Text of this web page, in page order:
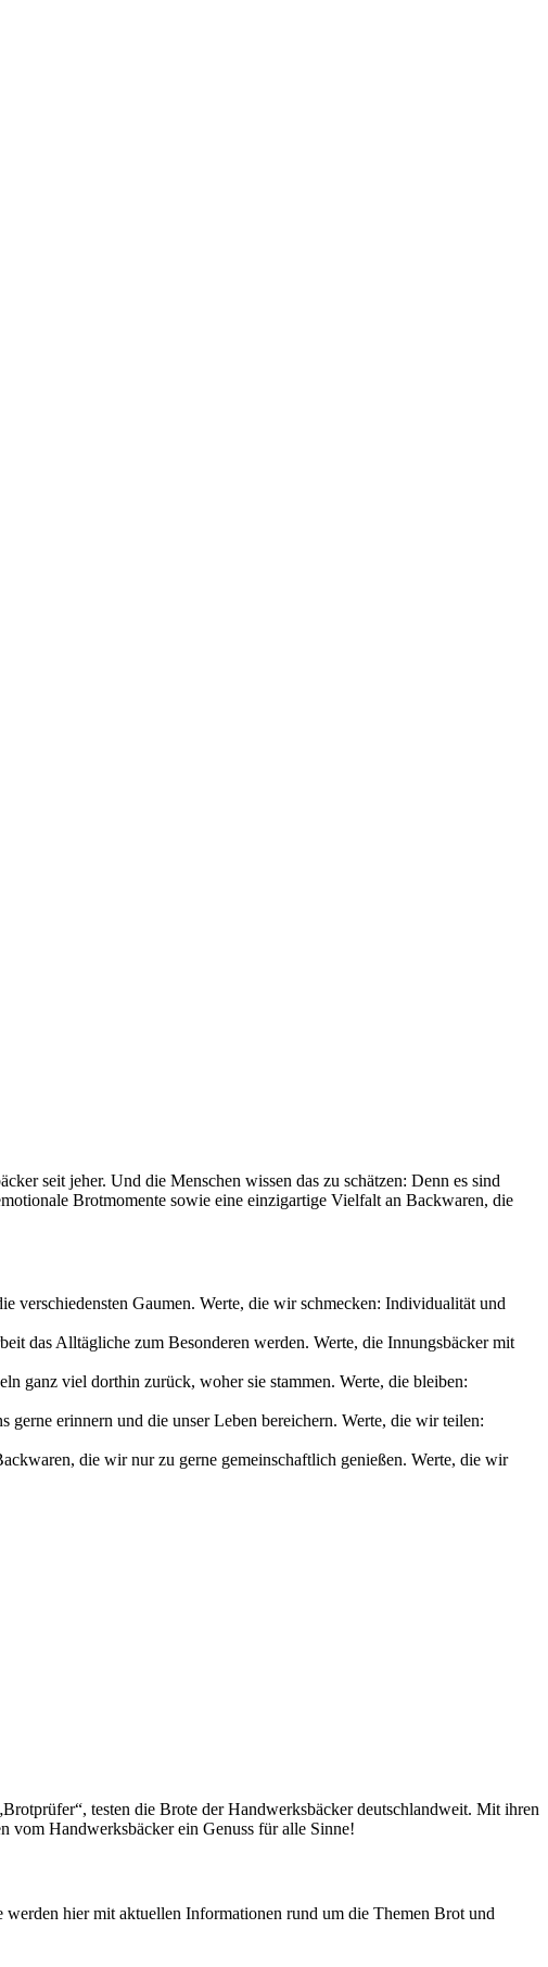
seit jeher. Und die Menschen wissen das zu schätzen: Denn es sind
Brotmomente sowie eine einzigartige Vielfalt an Backwaren, die
verschiedensten Gaumen. Werte, die wir schmecken: Individualität und
das Alltägliche zum Besonderen werden. Werte, die Innungsbäcker mit
ganz viel dorthin zurück, woher sie stammen. Werte, die bleiben:
erinnern und die unser Leben bereichern. Werte, die wir teilen:
die wir nur zu gerne gemeinschaftlich genießen. Werte, die wir
testen die Brote der Handwerksbäcker deutschlandweit. Mit ihren
vom Handwerksbäcker ein Genuss für alle Sinne!
hier mit aktuellen Informationen rund um die Themen Brot und